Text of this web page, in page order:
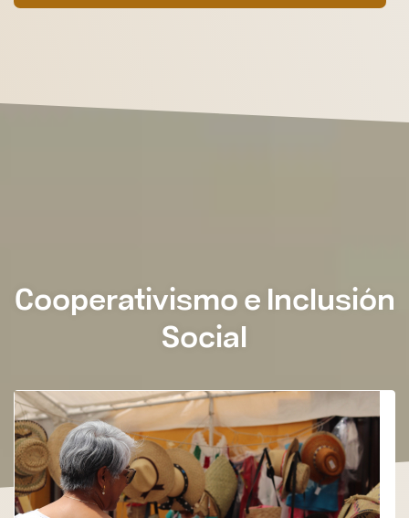
Cooperativismo e Inclusión
Social